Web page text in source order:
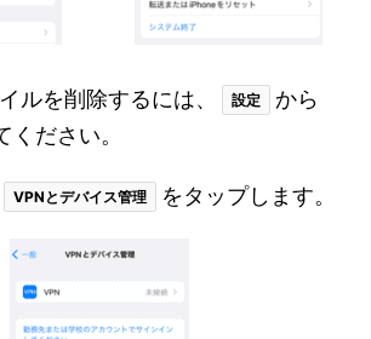
ルを削除するには、 設定 から
ください。
VPNとデバイス管理 をタップします。